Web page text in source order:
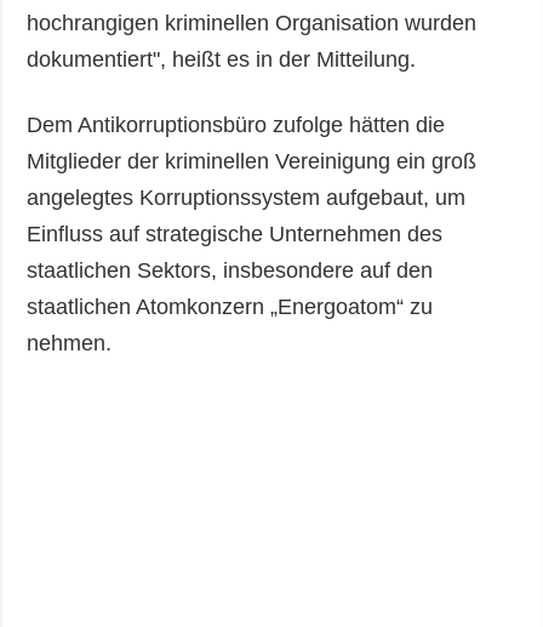
hochrangigen kriminellen Organisation wurden
dokumentiert", heißt es in der Mitteilung.
Dem Antikorruptionsbüro zufolge hätten die
Mitglieder der kriminellen Vereinigung ein groß
angelegtes Korruptionssystem aufgebaut, um
Einfluss auf strategische Unternehmen des
staatlichen Sektors, insbesondere auf den
staatlichen Atomkonzern „Energoatom“ zu
nehmen.